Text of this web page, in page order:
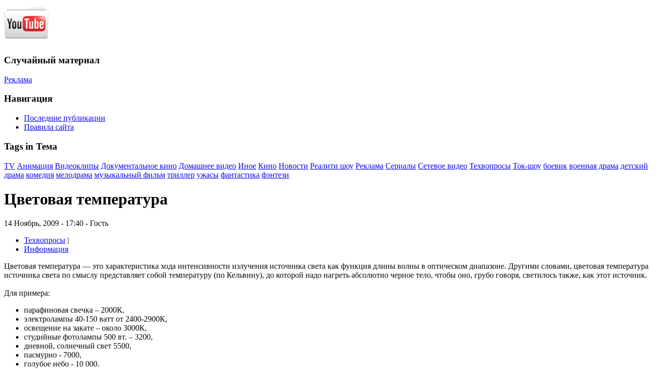
Случайный материал
Реклама
Навигация
Последние публикации
Правила сайта
Tags in Тема
TV Анимация Видеоклипы Документальное кино Домашнее видео Иное Кино Новости Реалити шоу Реклама Сериалы Сетевое видео Техвопросы Ток-шоу боевик военная драма детский
драма комедия мелодрама музыкальный фильм триллер ужасы фантастика фэнтези
Цветовая температура
14 Ноябрь, 2009 - 17:40 - Гость
Техвопросы |
Информация
Цветовая температура — это характеристика хода интенсивности излучения источника света как функция длины волны в оптическом диапазоне. Другими словами, цветовая температура
источника света по смыслу представляет собой температуру (по Кельвину), до которой надо нагреть абсолютно черное тело, чтобы оно, грубо говоря, светилось также, как этот источник.
Для примера:
парафиновая свечка – 2000К,
электролампы 40-150 ватт от 2400-2900К,
освещение на закате – около 3000К,
студийные фотолампы 500 вт. – 3200,
дневной, солнечный свет 5500,
пасмурно - 7000,
голубое небо - 10 000.